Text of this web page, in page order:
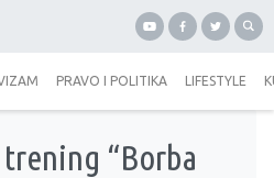
PRAVO I POLITIKA LIFESTYLE
“Borba